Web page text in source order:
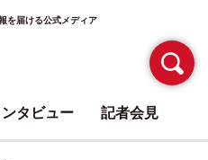
を届ける公式メディア
タビュー 記者会見